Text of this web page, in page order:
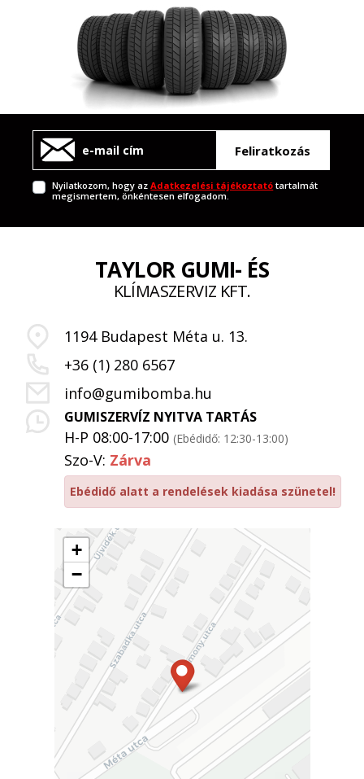
Feliratkozás
Nyilatkozom, hogy azAdatkezelési tájékoztató tartalmát
megismertem, önkéntesen elfogadom.
+
−
TAYLOR GUMI- ÉS
KLÍMASZERVIZ KFT.
1194 Budapest Méta u. 13.
+36 (1) 280 6567
info@gumibomba.hu
GUMISZERVÍZ NYITVA TARTÁS
H-P 08:00-17:00 (Ebédidő: 12:30-13:00)
Szo-V: Zárva
Ebédidő alatt a rendelések kiadása szünetel!